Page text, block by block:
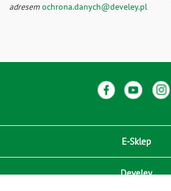
adresemochrona.danych@develey.pl
E-Sklep
Develey